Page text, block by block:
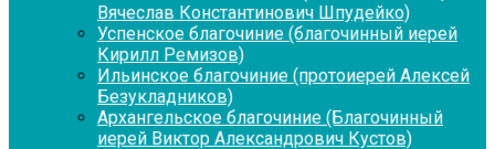
Вячеслав Константинович Шпудейко)
Успенское благочиние (благочинный иерей
Кирилл Ремизов)
Ильинское благочиние (протоиерей Алексей
Безукладников)
Архангельское благочиние (Благочинный
иерей Виктор Александрович Кустов)